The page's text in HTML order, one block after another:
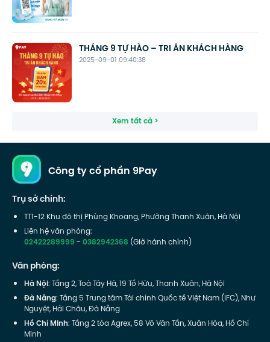
2025-09-01 09:40:38
THÁNG 9 TỰ HÀO – TRI ÂN KHÁCH HÀNG
Xem tất cả >
Công ty cổ phần 9Pay
Trụ sở chính:
TT1-12 Khu đô thị Phùng Khoang, Phường Thanh Xuân, Hà Nội
Liên hệ văn phòng:
02422289999-0382942368 (Giờ hành chính)
Văn phòng:
Hà Nội: Tầng 2, Toà Tây Hà, 19 Tố Hữu, Thanh Xuân, Hà Nội
Đà Nẵng: Tầng 5 Trung tâm Tài chính Quốc tế Việt Nam (IFC), Như
Nguyệt, Hải Châu, Đà Nẵng
Hồ Chí Minh: Tầng 2 tòa Agrex, 58 Võ Văn Tần, Xuân Hòa, Hồ Chí
Minh